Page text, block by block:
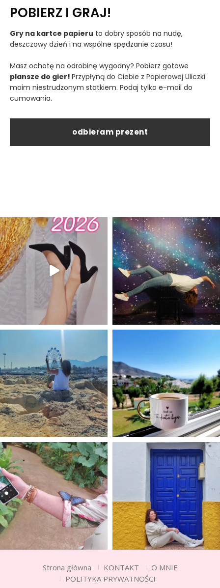
POBIERZ I GRAJ!
Gry na kartce papieru to dobry sposób na nudę,
deszczowy dzień i na wspólne spędzanie czasu!
Masz ochotę na odrobinę wygodny? Pobierz gotowe
plansze do gier! Przypłyną do Ciebie z Papierowej Uliczki
moim niestrudzonym statkiem. Podaj tylko e-mail do
cumowania.
odbieram prezent
Strona główna KONTAKT
O MNIE
POLITYKA PRYWATNOŚCI